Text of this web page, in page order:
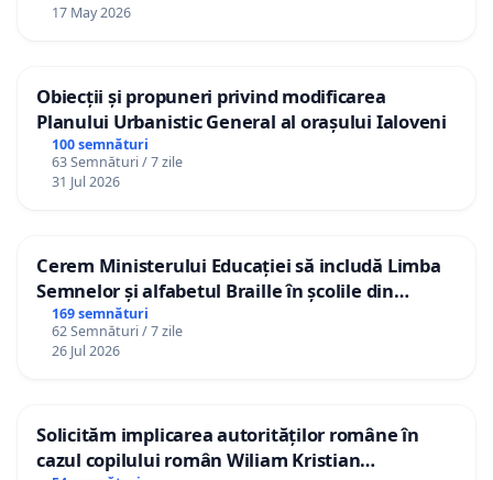
17 May 2026
Obiecții și propuneri privind modificarea
Planului Urbanistic General al orașului Ialoveni
100 semnături
63 Semnături / 7 zile
31 Jul 2026
Cerem Ministerului Educației să includă Limba
Semnelor și alfabetul Braille în școlile din
Republica Moldova!
169 semnături
62 Semnături / 7 zile
26 Jul 2026
Solicităm implicarea autorităților române în
cazul copilului român Wiliam Kristian